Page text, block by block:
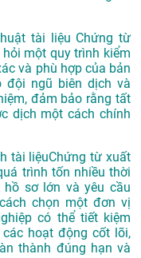
tài liệu Chứng từ
một quy trình kiểm
và phù hợp của bản
đội ngũ biên dịch và
đảm bảo rằng tất
dịch một cách chính
tài liệuChứng từ xuất
trình tốn nhiều thời
sơ lớn và yêu cầu
chọn một đơn vị
có thể tiết kiệm
hoạt động cốt lõi,
thành đúng hạn và